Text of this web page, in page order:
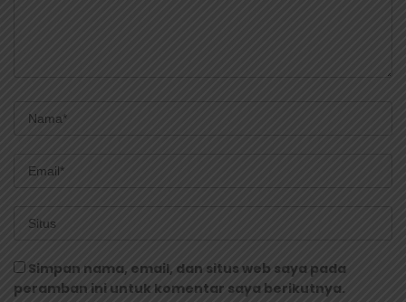
Simpan nama, email, dan situs web saya pada
peramban ini untuk komentar saya berikutnya.